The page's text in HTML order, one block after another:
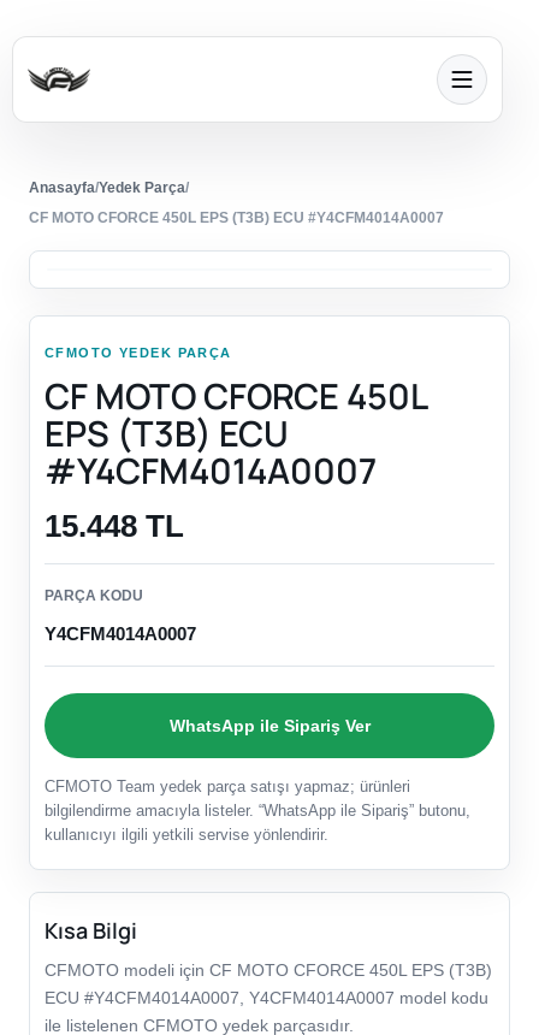
Anasayfa/Yedek Parça/
CF MOTO CFORCE 450L EPS (T3B) ECU #Y4CFM4014A0007
CFMOTO YEDEK PARÇA
CF MOTO CFORCE 450L
EPS (T3B) ECU
#Y4CFM4014A0007
15.448 TL
PARÇA KODU
Y4CFM4014A0007
WhatsApp ile Sipariş Ver
CFMOTO Team yedek parça satışı yapmaz; ürünleri
bilgilendirme amacıyla listeler. “WhatsApp ile Sipariş” butonu,
kullanıcıyı ilgili yetkili servise yönlendirir.
Kısa Bilgi
CFMOTO modeli için CF MOTO CFORCE 450L EPS (T3B)
ECU #Y4CFM4014A0007, Y4CFM4014A0007 model kodu
ile listelenen CFMOTO yedek parçasıdır.